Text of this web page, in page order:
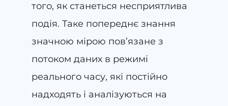
того, як станеться несприятлива
подія. Таке попереднє знання
значною мірою пов’язане з
потоком даних в режимі
реального часу, які постійно
надходять і аналізуються на